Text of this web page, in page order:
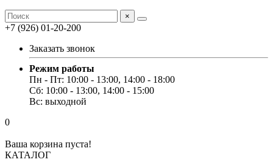
×
+7 (926) 01-20-200
Заказать звонок
Режим работы
Пн - Пт: 10:00 - 13:00, 14:00 - 18:00
Сб: 10:00 - 13:00, 14:00 - 15:00
Вс: выходной
0
Ваша корзина пуста!
КАТАЛОГ